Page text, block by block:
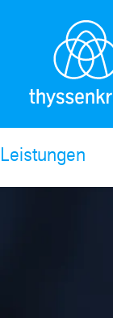
Leistungen